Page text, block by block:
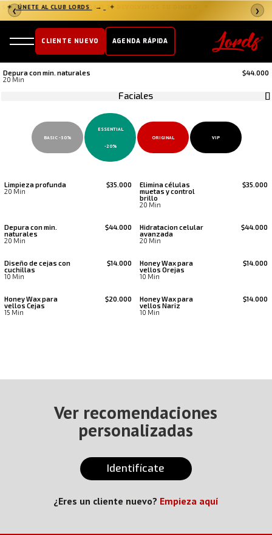
❮ ❯
✦ ÚNETE AL CLUB LORDS → ✦
CLIENTE NUEVO AGENDA RÁPIDA
Depura con min. naturales
20 Min
$44.000
Faciales
BASIC -30%
ESSENTIAL
-20%
ORIGINAL VIP
Limpieza profunda
20 Min
$35.000
Elimina células
muetas y control
brillo
20 Min
$35.000
Depura con min.
naturales
20 Min
$44.000
Hidratacion celular
avanzada
20 Min
$44.000
Diseño de cejas con
cuchillas
10 Min
$14.000
Honey Wax para
vellos Orejas
10 Min
$14.000
Honey Wax para
vellos Cejas
15 Min
$20.000
Honey Wax para
vellos Nariz
10 Min
$14.000
Ver recomendaciones
personalizadas
Identifícate
¿Eres un cliente nuevo? Empieza aquí